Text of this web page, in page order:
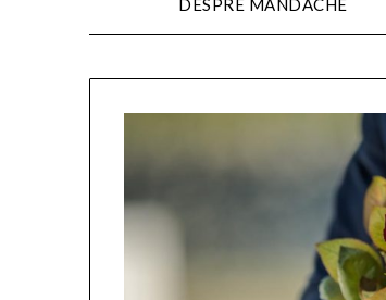
DESPRE MANDACHE